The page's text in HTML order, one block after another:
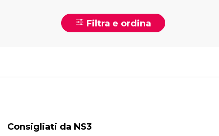
Filtra e ordina
Consigliati da NS3